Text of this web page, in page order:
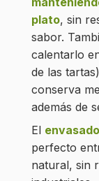
plato, sin
sabor.
calentarlo
de las
conserva
además de
El
perfecto
natural, sin